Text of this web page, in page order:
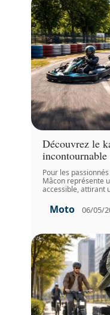
Découvrez le
incontournable
Pour les
Mâcon représente
accessible, attirant
Moto 06/05/